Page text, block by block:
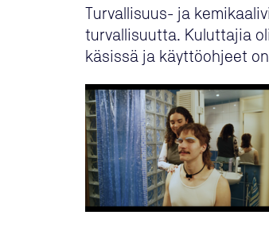
Turvallisuus- ja
turvallisuutta. Kuluttajia
käsissä ja käyttöohjeet